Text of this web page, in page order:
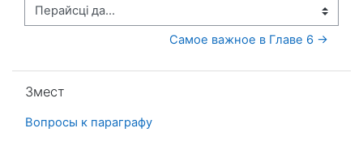
Перайсці да...
Самое важное в Главе 6 →
Змест
Вопросы к параграфу